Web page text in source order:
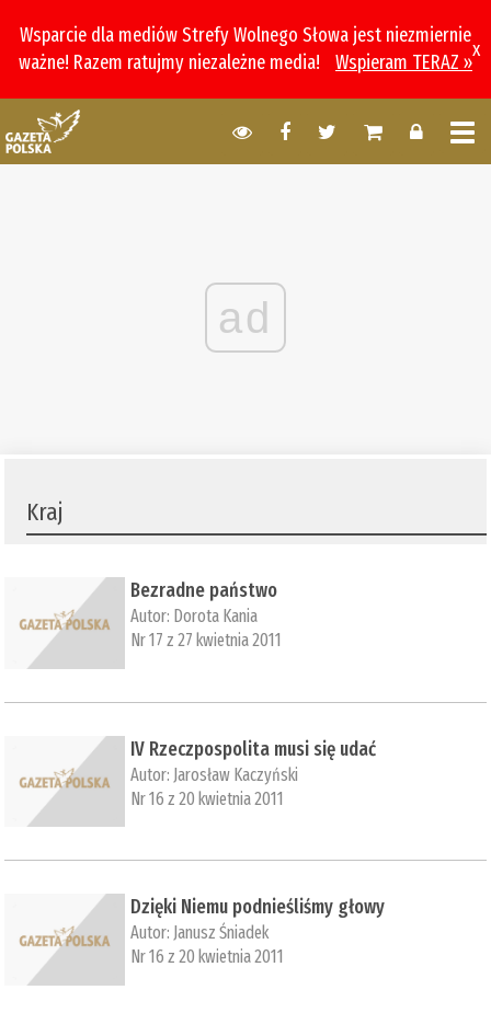
Wsparcie dla mediów Strefy Wolnego Słowa jest niezmiernie
ważne! Razem ratujmy niezależne media!
Wspieram TERAZ »
x
ad
Kraj
Bezradne państwo
Autor: Dorota Kania
Nr 17 z 27 kwietnia 2011
IV Rzeczpospolita musi się udać
Autor: Jarosław Kaczyński
Nr 16 z 20 kwietnia 2011
Dzięki Niemu podnieśliśmy głowy
Autor: Janusz Śniadek
Nr 16 z 20 kwietnia 2011